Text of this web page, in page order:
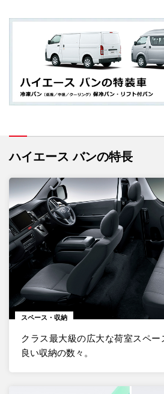
ハイエース バンの特長
スペース・収納
クラス最大級の広大な荷室スペ
良い収納の数々。